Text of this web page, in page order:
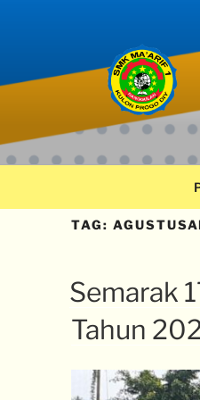
TAG:
Semarak
Tahun